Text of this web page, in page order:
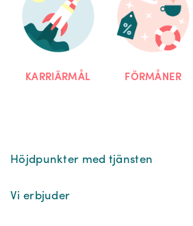
KARRIÄRMÅL FÖRMÅNER
Höjdpunkter med tjänsten
Vi erbjuder